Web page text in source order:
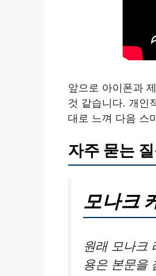
앞으로 아이폰과
것 같습니다. 개인
대로 느껴 다음 스
자주 묻는
모나크
원래 모나크
용은 본문을